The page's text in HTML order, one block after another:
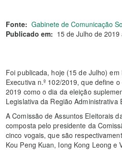
Fonte: Gabinete de Comunicação
Publicado em: 15 de Julho de 2019
Foi publicada, hoje (15 de Julho)
Executiva n.º 102/2019, que define
2019 como o dia da eleição
Legislativa da Região Administrativa
A Comissão de Assuntos Eleitorais
composta pelo presidente da
cinco vogais, que são
Kou Peng Kuan, Iong Kong Leong e